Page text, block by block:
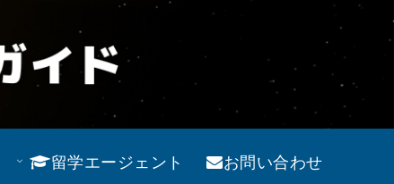
留学エージェント お問い合わせ